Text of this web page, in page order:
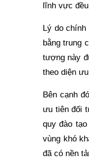
lĩnh vực
Lý do
bằng trung
tượng này
theo diện
Bên cạnh
ưu tiên đối
quy đào
vùng khó
đã có nền